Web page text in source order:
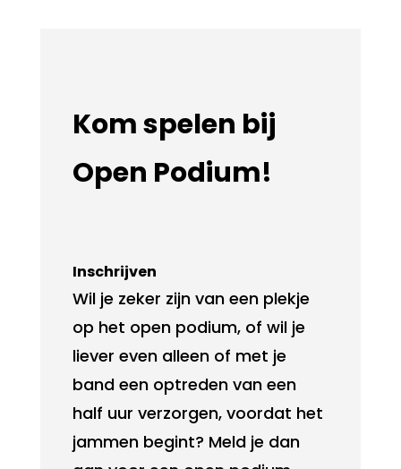
Kom spelen bij
Open Podium!
Inschrijven
Wil je zeker zijn van een plekje
op het open podium, of wil je
liever even alleen of met je
band een optreden van een
half uur verzorgen, voordat het
jammen begint? Meld je dan